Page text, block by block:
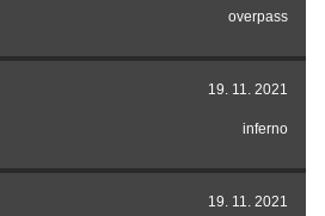
overpass
19. 11. 2021
inferno
19. 11. 2021